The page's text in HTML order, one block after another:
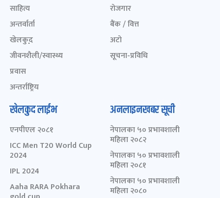
साहित्य
अन्तर्वार्ता
खेलकुद़़
जीवनशैली/स्वास्थ्य
प्रवास
अन्तर्राष्ट्रिय
रोजगार
बैंक / वित्त
अटो
सूचना-प्रविधि
खेलकुद लाईभ
एनपीएल २०८१
ICC Men T20 World Cup
2024
IPL 2024
Aaha RARA Pokhara
अनलाइनखबर सूची
नेपालका ५० प्रभावशाली
महिला २०८२
नेपालका ५० प्रभावशाली
महिला २०८१
नेपालका ५० प्रभावशाली
महिला २०८०